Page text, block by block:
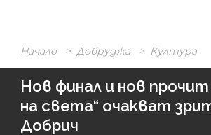
Начало > Добруджа > Култура
Нов финал и нов прочит
на света“ очакват
Добрич